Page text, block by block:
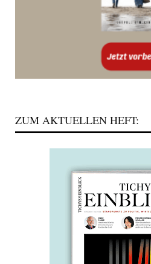
ZUM AKTUELLEN HEFT: